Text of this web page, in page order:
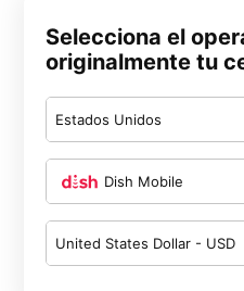
Selecciona el
originalmente tu
Estados Unidos
Dish Mobile
United States Dollar - USD